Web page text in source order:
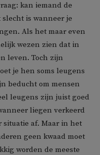
kan iemand de
is wanneer je
Als het maar even
wezen zien dat in
leven. Toch zijn
je hen soms leugens
beducht om mensen
leugens zijn juist goed
liegen verkeerd
situatie af. Maar in het
geen kwaad moet
worden de meeste